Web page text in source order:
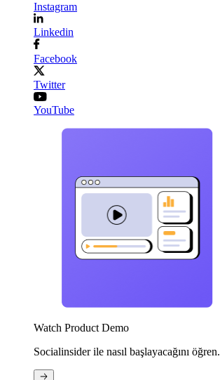
Instagram
Linkedin
Facebook
Twitter
YouTube
Watch Product Demo
Socialinsider ile nasıl başlayacağını öğren.